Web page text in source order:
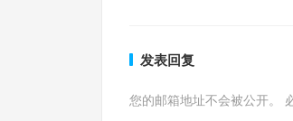
发表回复
您的邮箱地址不会被公开。